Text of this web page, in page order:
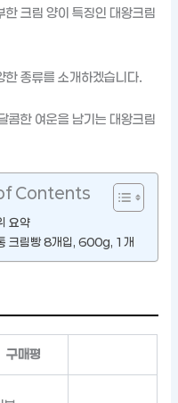
크림 양이 특징인 대왕크림
한 종류를 소개하겠습니다.
콤한 여운을 남기는 대왕크림
Contents
요약
크림빵 8개입, 600g, 1개
구매평